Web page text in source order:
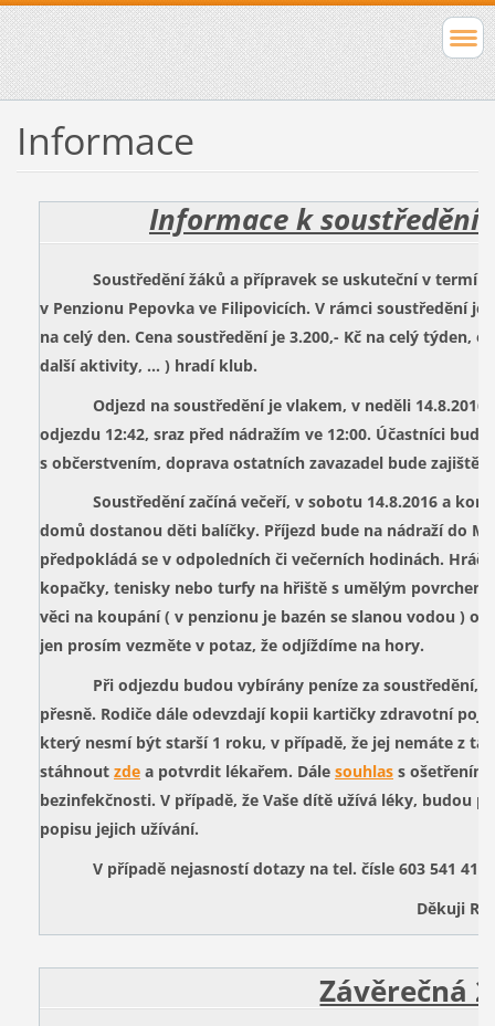
Informace
Informace k soustředění
Soustředění žáků a přípravek se uskuteční v termínu
v Penzionu Pepovka ve Filipovicích. V rámci soustředění
na celý den. Cena soustředění je 3.200,- Kč na celý týden,
další aktivity, … ) hradí klub.
Odjezd na soustředění je vlakem, v neděli 14.8.2016 z
odjezdu 12:42, sraz před nádražím ve 12:00. Účastníci
s občerstvením, doprava ostatních zavazadel bude
Soustředění začíná večeří, v sobotu 14.8.2016 a končí
domů dostanou děti balíčky. Příjezd bude na nádraží do
předpokládá se v odpoledních či večerních hodinách.
kopačky, tenisky nebo turfy na hřiště s umělým
věci na koupání ( v penzionu je bazén se slanou vodou )
jen prosím vezměte v potaz, že odjíždíme na hory.
Při odjezdu budou vybírány peníze za soustředění,
přesně. Rodiče dále odevzdají kopii kartičky zdravotní
který nesmí být starší 1 roku, v případě, že jej nemáte z
stáhnout zdea potvrdit lékařem. Dále souhlass ošetřením
bezinfekčnosti. V případě, že Vaše dítě užívá léky, budou
popisu jejich užívání.
V případě nejasností dotazy na tel. čísle 603 541 415.
Děkuji
Závěrečná